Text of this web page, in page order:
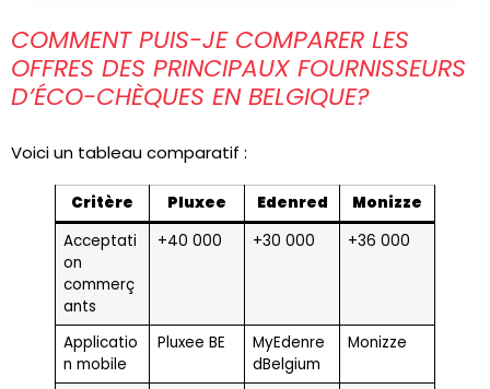
COMMENT PUIS-JE COMPARER LES
OFFRES DES PRINCIPAUX FOURNISSEURS
D’ÉCO-CHÈQUES EN BELGIQUE?
Voici un tableau comparatif :
Critère Pluxee Edenred
Monizze
Acceptati
on
commerç
ants
+40 000 +30 000 +36 000
Applicatio
n mobile
Pluxee BE
MyEdenre
dBelgium
Monizze